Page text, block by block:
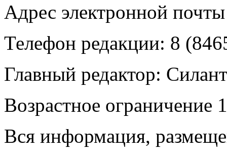
Адрес электронной
Телефон редакции: 8
Главный редактор:
Возрастное ограничение
Вся информация,